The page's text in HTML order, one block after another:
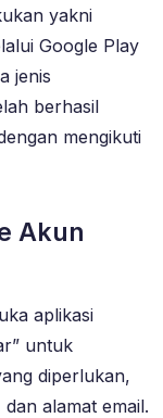
yakni
Google Play
jenis
berhasil
mengikuti
Akun
aplikasi
untuk
diperlukan,
alamat email.